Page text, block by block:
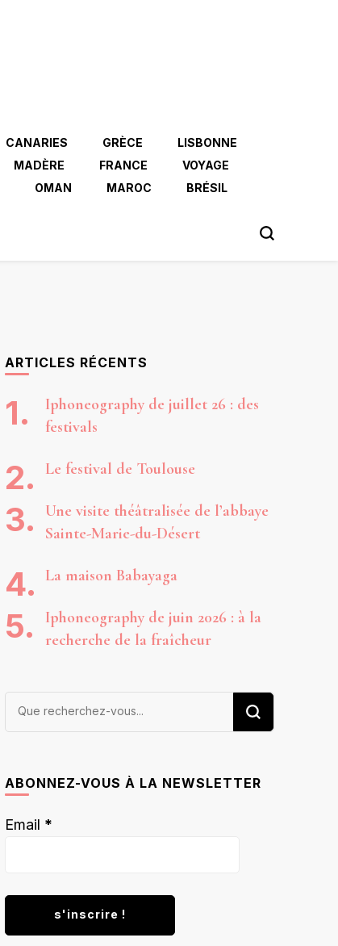
CANARIES GRÈCE
LISBONNE
MADÈRE FRANCE
VOYAGE
OMAN MAROC
BRÉSIL
ARTICLES RÉCENTS
Iphoneography de juillet 26 : des
festivals
Le festival de Toulouse
Une visite théâtralisée de l’abbaye
Sainte-Marie-du-Désert
La maison Babayaga
Iphoneography de juin 2026 : à la
recherche de la fraîcheur
Vous
ABONNEZ-VOUS À LA NEWSLETTER
Email *